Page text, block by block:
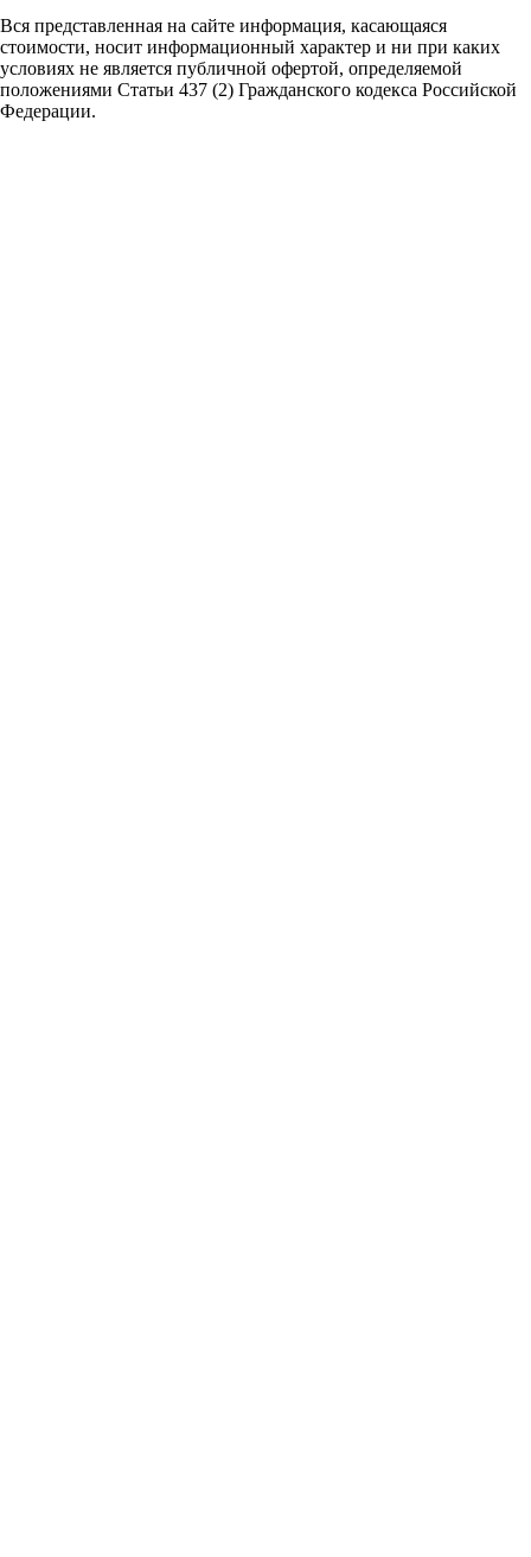
Вся представленная на сайте информация, касающаяся
стоимости, носит информационный характер и ни при каких
условиях не является публичной офертой, определяемой
положениями Статьи 437 (2) Гражданского кодекса Российской
Федерации.